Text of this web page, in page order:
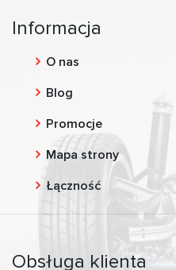
Informacja
O nas
Blog
Promocje
Mapa strony
Łączność
Obsługa klienta